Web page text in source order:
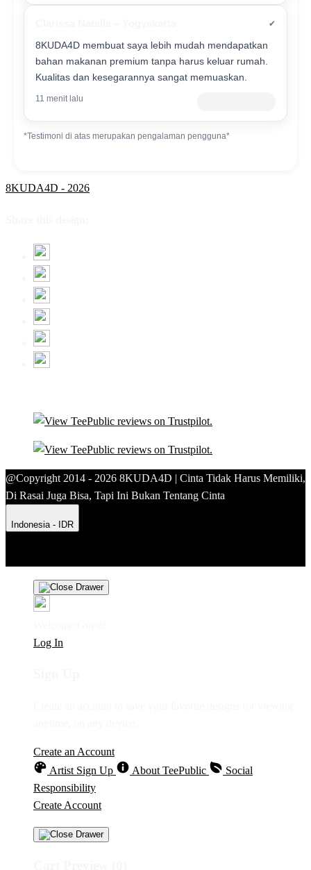
✔
8KUDA4D membuat saya lebih mudah mendapatkan
bahan makanan premium tanpa harus keluar rumah.
Kualitas dan kesegarannya sangat memuaskan.
11 menit lalu
*Testimoni di atas merupakan pengalaman pengguna*
8KUDA4D - 2026
@Copyright 2014 - 2026 8KUDA4D | Cinta Tidak Harus Memiliki,
Di Rasai Juga Bisa, Tapi Ini Bukan Tentang Cinta
Indonesia - IDR
Log In
Create an Account
Artist Sign Up
About TeePublic
Social
Responsibility
Create Account